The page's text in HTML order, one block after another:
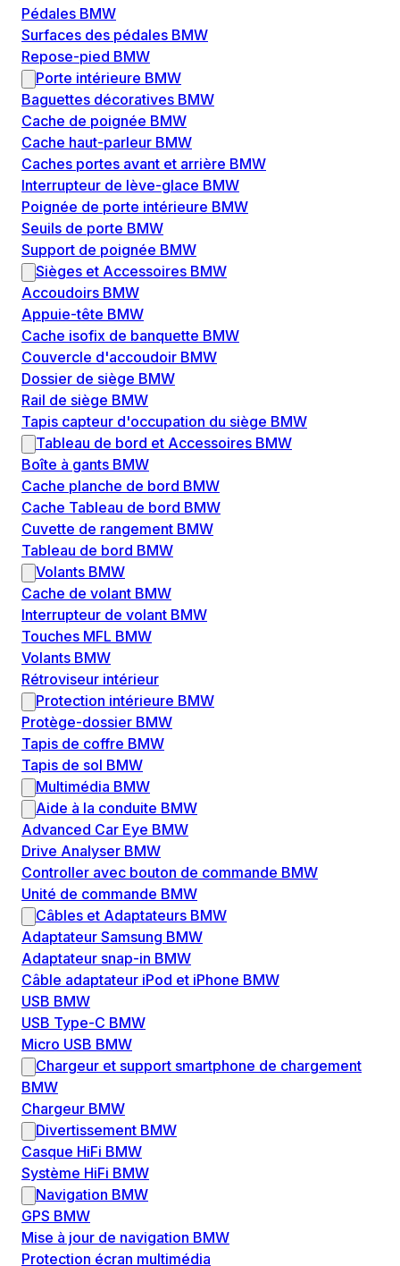
Pédales BMW
Surfaces des pédales BMW
Repose-pied BMW
Porte intérieure BMW
Baguettes décoratives BMW
Cache de poignée BMW
Cache haut-parleur BMW
Caches portes avant et arrière BMW
Interrupteur de lève-glace BMW
Poignée de porte intérieure BMW
Seuils de porte BMW
Support de poignée BMW
Sièges et Accessoires BMW
Accoudoirs BMW
Appuie-tête BMW
Cache isofix de banquette BMW
Couvercle d'accoudoir BMW
Dossier de siège BMW
Rail de siège BMW
Tapis capteur d'occupation du siège BMW
Tableau de bord et Accessoires BMW
Boîte à gants BMW
Cache planche de bord BMW
Cache Tableau de bord BMW
Cuvette de rangement BMW
Tableau de bord BMW
Volants BMW
Cache de volant BMW
Interrupteur de volant BMW
Touches MFL BMW
Volants BMW
Rétroviseur intérieur
Protection intérieure BMW
Protège-dossier BMW
Tapis de coffre BMW
Tapis de sol BMW
Multimédia BMW
Aide à la conduite BMW
Advanced Car Eye BMW
Drive Analyser BMW
Controller avec bouton de commande BMW
Unité de commande BMW
Câbles et Adaptateurs BMW
Adaptateur Samsung BMW
Adaptateur snap-in BMW
Câble adaptateur iPod et iPhone BMW
USB BMW
USB Type-C BMW
Micro USB BMW
Chargeur et support smartphone de chargement
BMW
Chargeur BMW
Divertissement BMW
Casque HiFi BMW
Système HiFi BMW
Navigation BMW
GPS BMW
Mise à jour de navigation BMW
Protection écran multimédia